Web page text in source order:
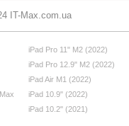
IT-Max.com.ua
iPad Pro 11" M2 (2022)
iPad Pro 12.9" M2 (2022)
iPad Air M1 (2022)
iPad 10.9" (2022)
iPad 10.2" (2021)